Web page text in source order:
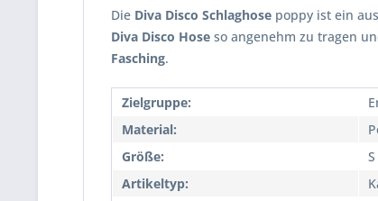
Die Diva Disco Schlaghose poppy ist ein
Diva Disco Hose so angenehm zu tragen
Fasching.
Zielgruppe:
Material:
Größe:
Artikeltyp: